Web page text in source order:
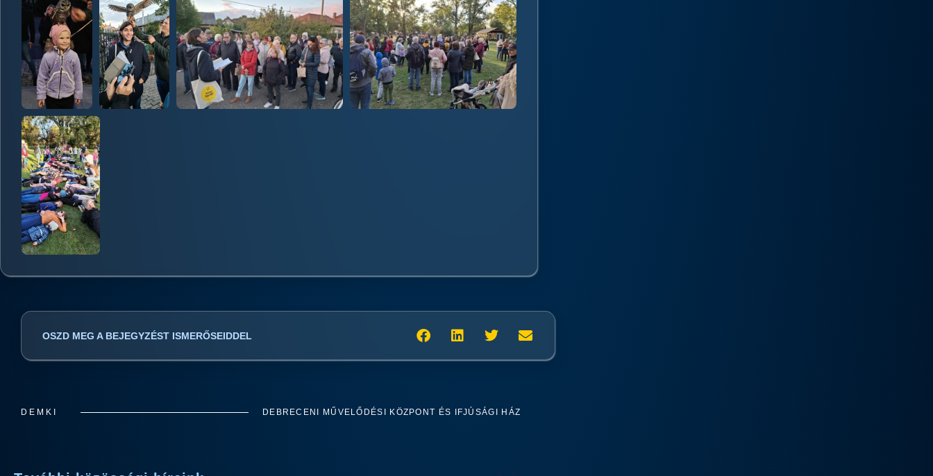
OSZD MEG A BEJEGYZÉST ISMERŐSEIDDEL
DEMKI DEBRECENI MŰVELŐDÉSI KÖZPONT ÉS IFJÚSÁGI HÁZ